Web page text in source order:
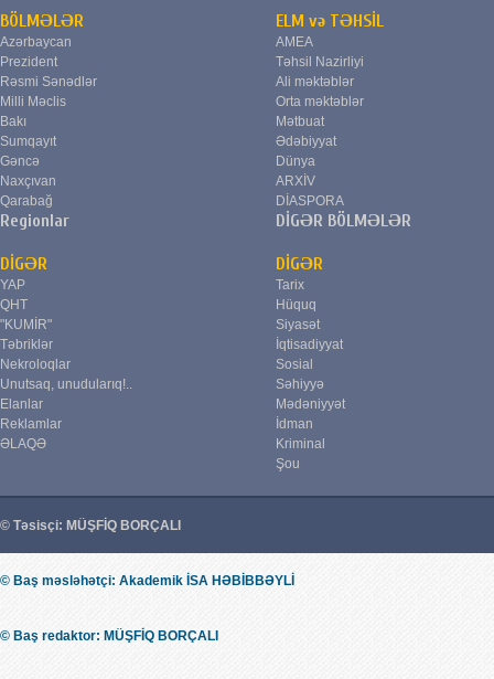
BÖLMƏLƏR
Azərbaycan
Prezident
Rəsmi Sənədlər
Milli Məclis
Bakı
Sumqayıt
Gəncə
Naxçıvan
Qarabağ
Regionlar
ELM və TƏHSİL
AMEA
Təhsil Nazirliyi
Ali məktəblər
Orta məktəblər
Mətbuat
Ədəbiyyat
Dünya
ARXİV
DİASPORA
DİGƏR BÖLMƏLƏR
DİGƏR
YAP
QHT
"KUMİR"
Təbriklər
Nekroloqlar
Unutsaq, unudularıq!..
Elanlar
Reklamlar
ƏLAQƏ
DİGƏR
Tarix
Hüquq
Siyasət
İqtisadiyyat
Sosial
Səhiyyə
Mədəniyyət
İdman
Kriminal
Şou
© Təsisçi: MÜŞFİQ BORÇALI
© Baş məsləhətçi: Akademik İSA HƏBİBBƏYLİ
© Baş redaktor: MÜŞFİQ BORÇALI